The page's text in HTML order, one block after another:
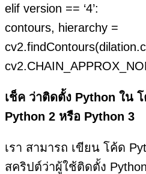
elif version == ‘4’:
contours, hierarchy =
เช็ค ว่าติดตั้ง Python ใน
Python 2 หรือ Python 3
เรา สามารถ เขียน โค้ด
สคริปต์ว่าผู้ใช้ติดตั้ง